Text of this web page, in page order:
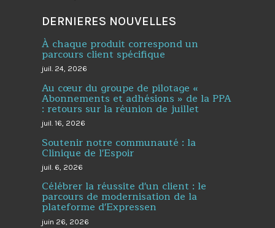
DERNIERES NOUVELLES
À chaque produit correspond un
parcours client spécifique
juil. 24, 2026
Au cœur du groupe de pilotage «
Abonnements et adhésions » de la PPA
: retours sur la réunion de juillet
juil. 16, 2026
Soutenir notre communauté : la
Clinique de l'Espoir
juil. 6, 2026
Célébrer la réussite d'un client : le
parcours de modernisation de la
plateforme d'Expressen
juin 26, 2026